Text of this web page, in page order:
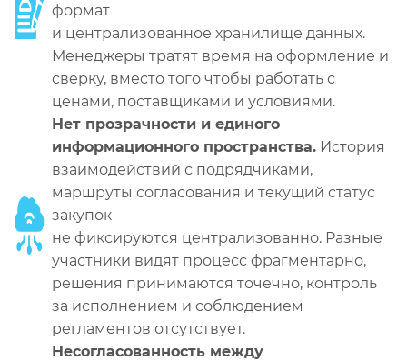
формат
и централизованное хранилище данных.
Менеджеры тратят время на оформление и
сверку, вместо того чтобы работать с
ценами, поставщиками и условиями.
Нет прозрачности и единого
информационного пространства. История
взаимодействий с подрядчиками,
маршруты согласования и текущий статус
закупок
не фиксируются централизованно. Разные
участники видят процесс фрагментарно,
решения принимаются точечно, контроль
за исполнением и соблюдением
регламентов отсутствует.
Несогласованность между